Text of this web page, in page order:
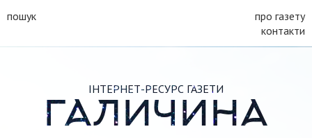
пошук
про газету
контакти
ІНТЕРНЕТ-РЕСУРС ГАЗЕТИ
ГАЛИЧИНА